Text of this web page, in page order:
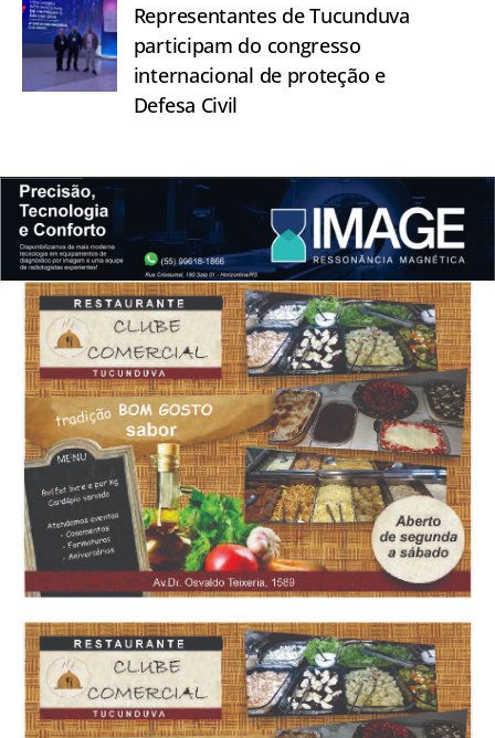
Representantes de Tucunduva
participam do congresso
internacional de proteção e
Defesa Civil